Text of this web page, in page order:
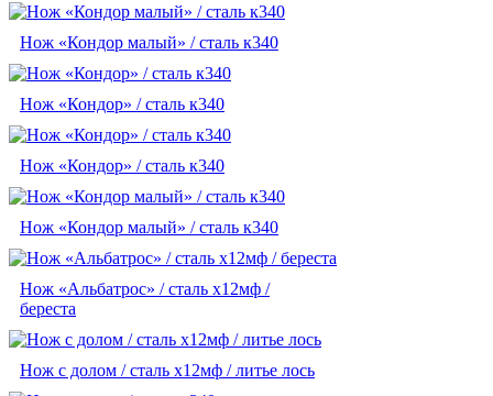
Нож «Кондор малый» / сталь к340
Нож «Кондор» / сталь к340
Нож «Кондор» / сталь к340
Нож «Кондор малый» / сталь к340
Нож «Альбатрос» / сталь х12мф /
береста
Нож с долом / сталь х12мф / литье лось